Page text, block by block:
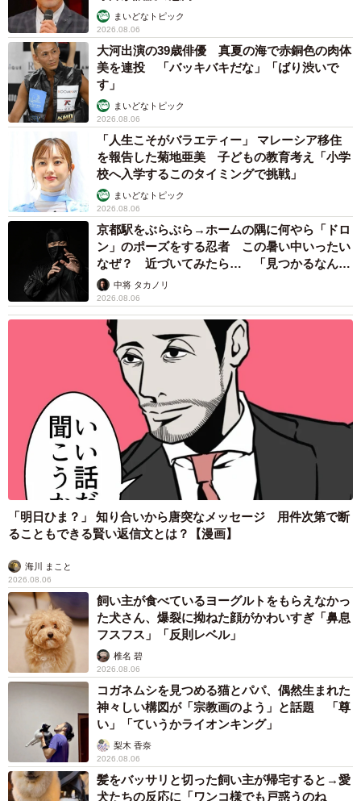
まいどなトピック
2026.08.06
大河出演の39歳俳優 真夏の海で赤銅色の肉体
美を連投 「バッキバキだな」「ばり渋いで
す」
まいどなトピック
2026.08.06
「人生こそがバラエティー」 マレーシア移住
を報告した菊地亜美 子どもの教育考え「小学
校へ入学するこのタイミングで挑戦」
まいどなトピック
2026.08.06
京都駅をぶらぶら→ホームの隅に何やら「ドロ
ン」のポーズをする忍者 この暑い中いったい
なぜ？ 近づいてみたら… 「見つかるなんて
未熟」中将 タカノリ
2026.08.06
「明日ひま？」 知り合いから唐突なメッセージ 用件次第で断
ることもできる賢い返信文とは？【漫画】
海川 まこと
2026.08.06
飼い主が食べているヨーグルトをもらえなかっ
た犬さん、爆裂に拗ねた顔がかわいすぎ「鼻息
フスフス」「反則レベル」
椎名 碧
2026.08.06
コガネムシを見つめる猫とパパ、偶然生まれた
神々しい構図が「宗教画のよう」と話題 「尊
い」「ていうかライオンキング」
梨木 香奈
2026.08.06
髪をバッサリと切った飼い主が帰宅すると→愛
犬たちの反応に「ワンコ様でも戸惑うのね